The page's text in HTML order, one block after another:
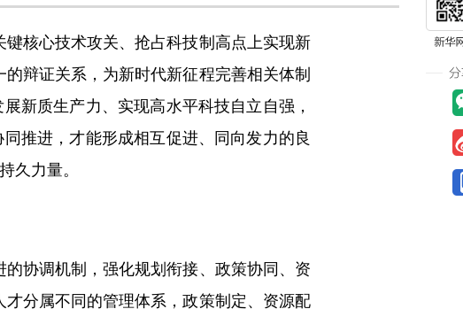
核心技术攻关、抢占科技制高点上实现新
辩证关系，为新时代新征程完善相关体制
新质生产力、实现高水平科技自立自强，
推进，才能形成相互促进、同向发力的良
久力量。
协调机制，强化规划衔接、政策协同、资
分属不同的管理体系，政策制定、资源配